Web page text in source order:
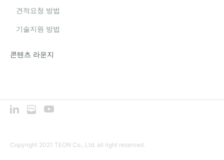
견적요청 방법
기술지원 방법
콘텐츠 라운지
Copyright 2021 TEON Co., Ltd. all right reserved.